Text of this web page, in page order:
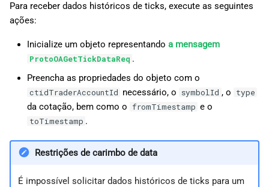
Para receber dados históricos de ticks, execute as seguintes
ações:
Inicialize um objeto representando a mensagem
ProtoOAGetTickDataReq .
Preencha as propriedades do objeto com o
ctidTraderAccountId necessário, o symbolId , o type
da cotação, bem como o fromTimestamp e o
toTimestamp .
Restrições de carimbo de data
É impossível solicitar dados históricos de ticks para um